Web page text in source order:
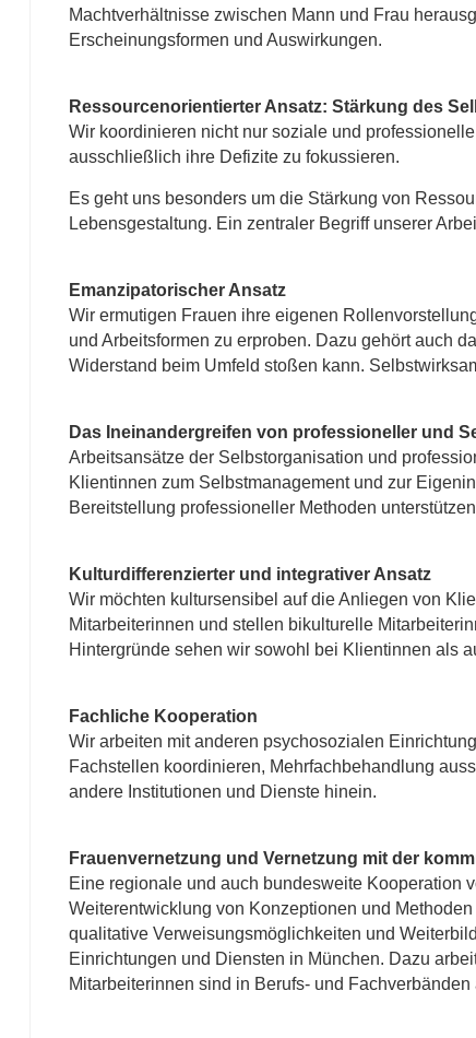
Machtverhältnisse zwischen Mann und Frau
Erscheinungsformen und Auswirkungen.
Ressourcenorientierter Ansatz: Stärkung des
Wir koordinieren nicht nur soziale und
ausschließlich ihre Defizite zu fokussieren.
Es geht uns besonders um die Stärkung von
Lebensgestaltung. Ein zentraler Begriff unserer
Emanzipatorischer Ansatz
Wir ermutigen Frauen ihre eigenen
und Arbeitsformen zu erproben. Dazu gehört auch
Widerstand beim Umfeld stoßen kann.
Das Ineinandergreifen von professioneller und
Arbeitsansätze der Selbstorganisation und
Klientinnen zum Selbstmanagement und zur
Bereitstellung professioneller Methoden
Kulturdifferenzierter und integrativer Ansatz
Wir möchten kultursensibel auf die Anliegen von
Mitarbeiterinnen und stellen bikulturelle
Hintergründe sehen wir sowohl bei Klientinnen als
Fachliche Kooperation
Wir arbeiten mit anderen psychosozialen
Fachstellen koordinieren, Mehrfachbehandlung
andere Institutionen und Dienste hinein.
Frauenvernetzung und Vernetzung mit der
Eine regionale und auch bundesweite Kooperation
Weiterentwicklung von Konzeptionen und
qualitative Verweisungsmöglichkeiten und
Einrichtungen und Diensten in München. Dazu
Mitarbeiterinnen sind in Berufs- und Fachverbänden